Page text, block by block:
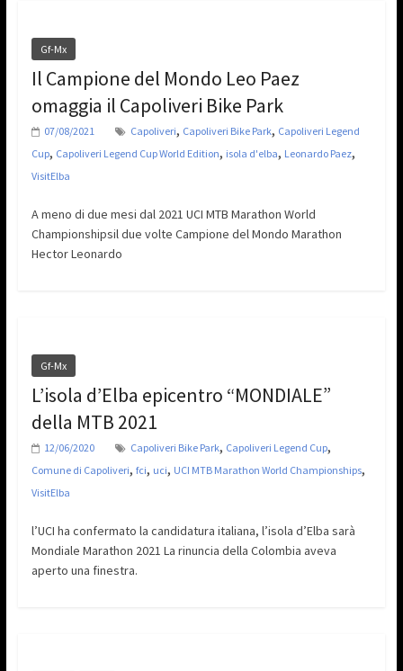
Gf-Mx
Il Campione del Mondo Leo Paez
omaggia il Capoliveri Bike Park
07/08/2021 Capoliveri, Capoliveri Bike Park, Capoliveri Legend
Cup, Capoliveri Legend Cup World Edition, isola d'elba, Leonardo Paez,
VisitElba
A meno di due mesi dal 2021 UCI MTB Marathon World
Championshipsil due volte Campione del Mondo Marathon
Hector Leonardo
Gf-Mx
L’isola d’Elba epicentro “MONDIALE”
della MTB 2021
12/06/2020 Capoliveri Bike Park, Capoliveri Legend Cup,
Comune di Capoliveri, fci, uci, UCI MTB Marathon World Championships,
VisitElba
l’UCI ha confermato la candidatura italiana, l’isola d’Elba sarà
Mondiale Marathon 2021 La rinuncia della Colombia aveva
aperto una finestra.